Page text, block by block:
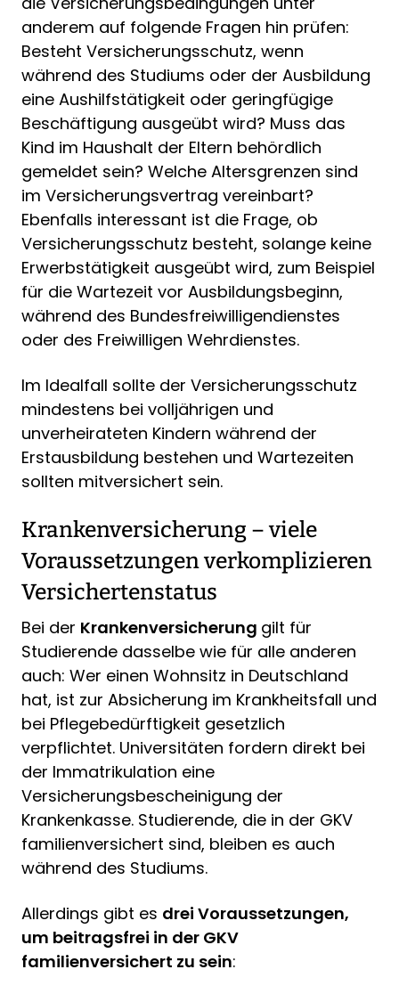
anderem auf folgende Fragen hin prüfen:
Besteht Versicherungsschutz, wenn
während des Studiums oder der Ausbildung
eine Aushilfstätigkeit oder geringfügige
Beschäftigung ausgeübt wird? Muss das
Kind im Haushalt der Eltern behördlich
gemeldet sein? Welche Altersgrenzen sind
im Versicherungsvertrag vereinbart?
Ebenfalls interessant ist die Frage, ob
Versicherungsschutz besteht, solange keine
Erwerbstätigkeit ausgeübt wird, zum Beispiel
für die Wartezeit vor Ausbildungsbeginn,
während des Bundesfreiwilligendienstes
oder des Freiwilligen Wehrdienstes.
Im Idealfall sollte der Versicherungsschutz
mindestens bei volljährigen und
unverheirateten Kindern während der
Erstausbildung bestehen und Wartezeiten
sollten mitversichert sein.
Krankenversicherung – viele
Voraussetzungen verkomplizieren
Versichertenstatus
Bei der Krankenversicherung gilt für
Studierende dasselbe wie für alle anderen
auch: Wer einen Wohnsitz in Deutschland
hat, ist zur Absicherung im Krankheitsfall und
bei Pflegebedürftigkeit gesetzlich
verpflichtet. Universitäten fordern direkt bei
der Immatrikulation eine
Versicherungsbescheinigung der
Krankenkasse. Studierende, die in der GKV
familienversichert sind, bleiben es auch
während des Studiums.
Allerdings gibt es drei Voraussetzungen,
um beitragsfrei in der GKV
familienversichert zu sein: